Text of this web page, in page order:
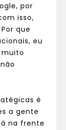
por
isso,
que
eu
muito
é
a gente
na frente